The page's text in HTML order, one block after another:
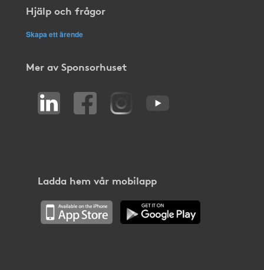
Hjälp och frågor
Skapa ett ärende
Mer av Sponsorhuset
Ladda hem vår mobilapp